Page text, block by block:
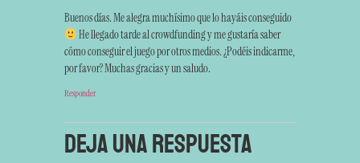
Buenos días. Me alegra muchísimo que lo hayáis conseguido
He llegado tarde al crowdfunding y me gustaría saber
cómo conseguir el juego por otros medios. ¿Podéis indicarme,
por favor? Muchas gracias y un saludo.
Responder
Deja una respuesta